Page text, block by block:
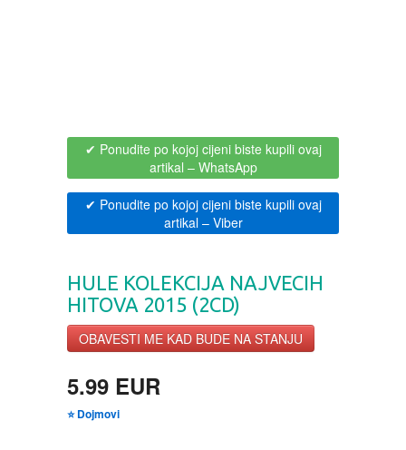
DRAMA
DRUSTVENA IGRA
DUH I TELO
EDUKATIVNI
EROTSKI
FANTASTIKA
100% PRIRODNO
✔ Ponudite po kojoj cijeni biste kupili ovaj
artikal – WhatsApp
✔ Ponudite po kojoj cijeni biste kupili ovaj
artikal– Viber
HULE KOLEKCIJA NAJVECIH
HITOVA 2015 (2CD)
OBAVESTI ME KAD BUDE NA STANJU
5.99 EUR
⭐ Dojmovi